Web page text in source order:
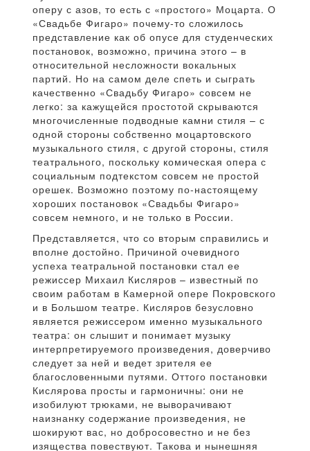
оперу с азов, то есть с «простого» Моцарта. О
«Свадьбе Фигаро» почему-то сложилось
представление как об опусе для студенческих
постановок, возможно, причина этого – в
относительной несложности вокальных
партий. Но на самом деле спеть и сыграть
качественно «Свадьбу Фигаро» совсем не
легко: за кажущейся простотой скрываются
многочисленные подводные камни стиля – с
одной стороны собственно моцартовского
музыкального стиля, с другой стороны, стиля
театрального, поскольку комическая опера с
социальным подтекстом совсем не простой
орешек. Возможно поэтому по-настоящему
хороших постановок «Свадьбы Фигаро»
совсем немного, и не только в России.
Представляется, что со вторым справились и
вполне достойно. Причиной очевидного
успеха театральной постановки стал ее
режиссер Михаил Кисляров – известный по
своим работам в Камерной опере Покровского
и в Большом театре. Кисляров безусловно
является режиссером именно музыкального
театра: он слышит и понимает музыку
интерпретируемого произведения, доверчиво
следует за ней и ведет зрителя ее
благословенными путями. Оттого постановки
Кислярова просты и гармоничны: они не
изобилуют трюками, не выворачивают
наизнанку содержание произведения, не
шокируют вас, но добросовестно и не без
изящества повествуют. Такова и нынешняя